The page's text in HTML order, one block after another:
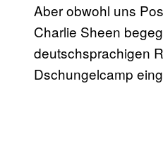
Aber obwohl uns
Charlie Sheen
deutschsprachigen
Dschungelcamp